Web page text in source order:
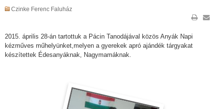
Czinke Ferenc Faluház
2015. április 28-án tartottuk a Pácin Tanodájával közös Anyák Napi
kézműves műhelyünket,melyen a gyerekek apró ajándék tárgyakat
készítettek Édesanyáknak, Nagymamáknak.